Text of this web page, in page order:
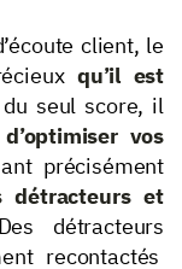
client, le
qu’il est
seul score, il
vos
précisément
détracteurs et
détracteurs
recontactés